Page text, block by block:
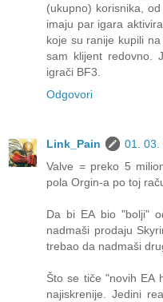
(ukupno) korisnika,
imaju par igara
koje su ranije kupili
sam klijent redovno.
igrači BF3.
Odgovori
Link_Pain
01. 03.
Valve = preko 5
pola Orgin-a po toj
Da bi EA bio "bolji"
nadmaši prodaju
trebao da nadmaši
Što se tiče "novih EA
najiskrenije. Jedini